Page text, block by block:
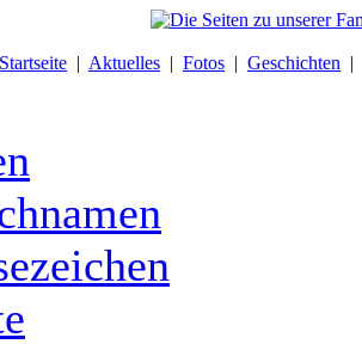
Startseite | Aktuelles | Fotos | Geschichten |